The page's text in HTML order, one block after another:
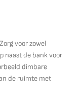
voor zowel
naast de bank voor
dimbare
de ruimte met